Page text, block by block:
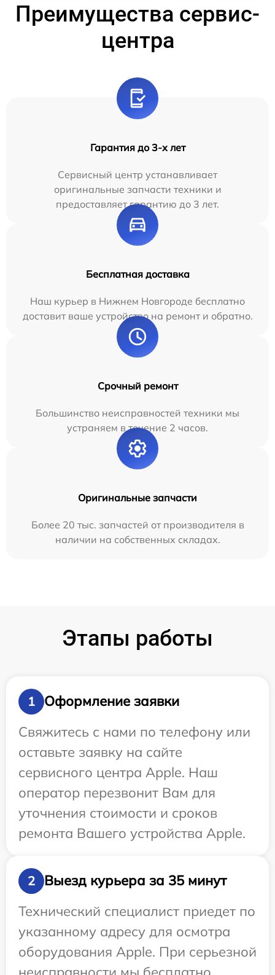
Преимущества сервис-
центра
Гарантия до 3-х лет
Сервисный центр устанавливает
оригинальные запчасти техники и
предоставляет гарантию до 3 лет.
Бесплатная доставка
Наш курьер в Нижнем Новгороде бесплатно
доставит ваше устройство на ремонт и обратно.
Срочный ремонт
Большинство неисправностей техники мы
устраняем в течение 2 часов.
Оригинальные запчасти
Более 20 тыс. запчастей от производителя в
наличии на собственных складах.
Этапы работы
1
Оформление заявки
Свяжитесь с нами по телефону или
оставьте заявку на сайте
сервисного центра Apple. Наш
оператор перезвонит Вам для
уточнения стоимости и сроков
ремонта Вашего устройства Apple.
2
Выезд курьера за 35 минут
Технический специалист приедет по
указанному адресу для осмотра
оборудования Apple. При серьезной